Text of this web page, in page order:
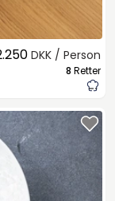
DKK / Person
8 Retter